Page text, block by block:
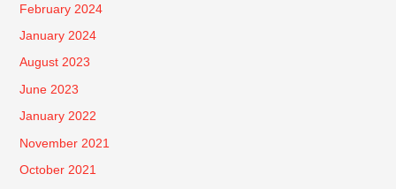
February 2024
January 2024
August 2023
June 2023
January 2022
November 2021
October 2021